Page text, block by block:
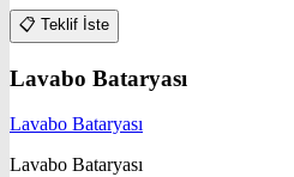
📋 Teklif İste
Lavabo Bataryası
Lavabo Bataryası
Lavabo Bataryası